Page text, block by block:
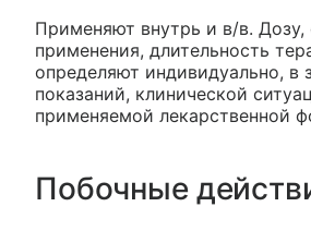
Применяют внутрь и в/в. Дозу,
применения, длительность
определяют индивидуально, в
показаний, клинической
применяемой лекарственной
Побочные